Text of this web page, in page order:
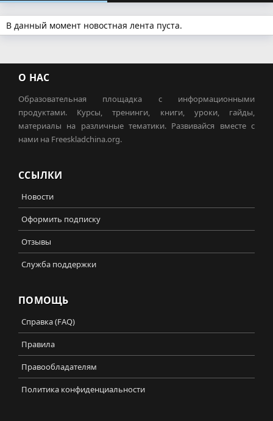
В данный момент новостная лента пуста.
О НАС
Образовательная площадка с информационными
продуктами. Курсы, тренинги, книги, уроки, гайды,
материалы на различные тематики. Развивайся вместе с
нами на Freeskladchina.org.
ССЫЛКИ
Новости
Оформить подписку
Отзывы
Служба поддержки
ПОМОЩЬ
Справка (FAQ)
Правила
Правообладателям
Политика конфиденциальности